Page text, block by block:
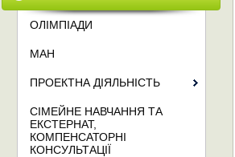
ОЛІМПІАДИ
МАН
ПРОЕКТНА ДІЯЛЬНІСТЬ
СІМЕЙНЕ НАВЧАННЯ ТА
ЕКСТЕРНАТ,
КОМПЕНСАТОРНІ
КОНСУЛЬТАЦІЇ